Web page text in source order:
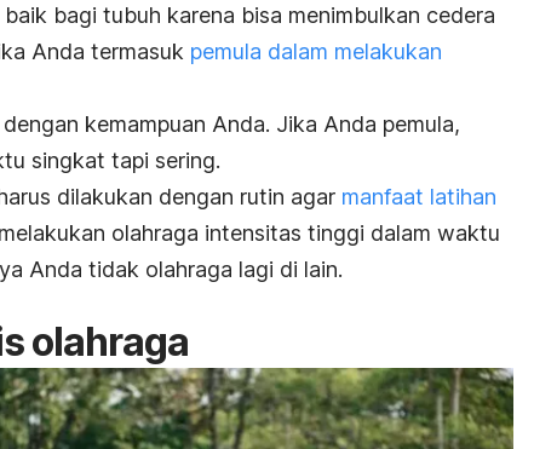
bagi tubuh karena bisa menimbulkan cedera
Anda termasuk pemula dalam melakukan
kemampuan Anda. Jika Anda pemula,
singkat tapi sering.
dilakukan dengan rutin agar manfaat latihan
olahraga intensitas tinggi dalam waktu
Anda tidak olahraga lagi di lain.
olahraga